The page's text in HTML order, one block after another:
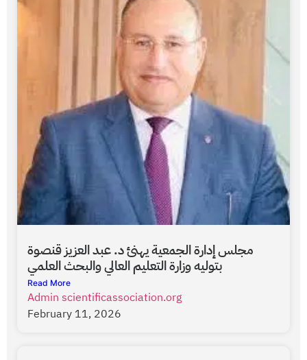
مجلس إدارة الجمعية يهنئ د. عبد العزيز قنصوة
بتوليه وزارة التعليم العالي والبحث العلمي
Read More
Admin scientificassociation.org
February 11, 2026